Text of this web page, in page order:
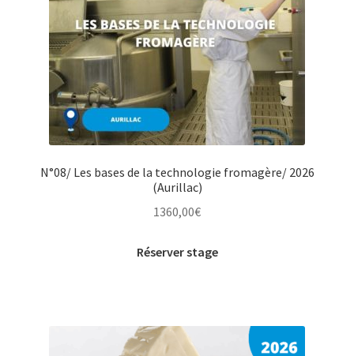
N°08/ Les bases de la technologie fromagère/ 2026
(Aurillac)
1360,00€
Réserver stage